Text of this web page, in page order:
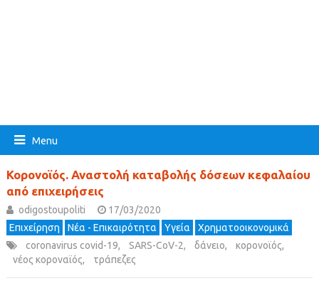
Menu
Κορονοϊός. Αναστολή καταβολής δόσεων κεφαλαίου
από επιχειρήσεις
odigostoupoliti
17/03/2020
Επιχείρηση
Νέα - Επικαιρότητα Υγεία
Χρηματοοικονομικά
coronavirus covid-19, SARS-CoV-2, δάνειο, κορονοϊός,
νέος κοροναϊός, τράπεζες